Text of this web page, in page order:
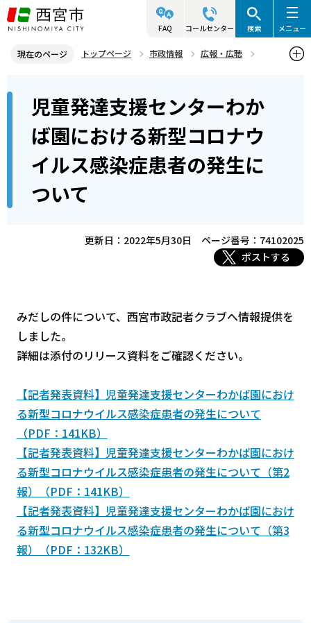
こ
の
ジ
FAQ コールセンター 検索 メニュー
現在のページ トップページ 市政情報
広報・広聴
児童発達支援センターわかば園における新型コロナウイルス感染症患
者の発生について
児童発達支援センターわか
ば園における新型コロナウ
イルス感染症患者の発生に
ついて
更新日：2022年5月30日
ページ番号：74102025
ポストする
みだしの件について、西宮市政記者クラブへ情報提供を
しました。
詳細は添付のリリース資料をご確認ください。
【記者発表資料】児童発達支援センターわかば園におけ
る新型コロナウイルス感染症患者の発生について
（PDF：141KB）
【記者発表資料】児童発達支援センターわかば園におけ
る新型コロナウイルス感染症患者の発生について（第2
報）（PDF：141KB）
【記者発表資料】児童発達支援センターわかば園におけ
る新型コロナウイルス感染症患者の発生について（第3
報）（PDF：132KB）